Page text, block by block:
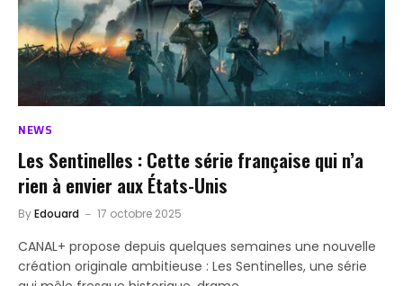
NEWS
Les Sentinelles : Cette série française qui n’a
rien à envier aux États-Unis
ByEdouard 17 octobre 2025
CANAL+ propose depuis quelques semaines une nouvelle
création originale ambitieuse : Les Sentinelles, une série